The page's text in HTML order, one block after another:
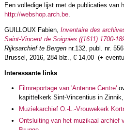
Een volledige lijst met de publicaties van
http://webshop.arch.be.
GUILLOUX Fabien, Inventaire des
Saint-Vincent de Soignies ((1611) 1700-
Rijksarchief te Bergen nr.132, publ. nr.
Brussel, 2016, 284 blz., € 14,00 (+
Interessante links
Filmreportage van 'Antenne Centre'
kapittelkerk Sint-Vincentius in
Muziekarchief O.-L.-Vrouwekerk
Ontsluiting van het muzikaal archief